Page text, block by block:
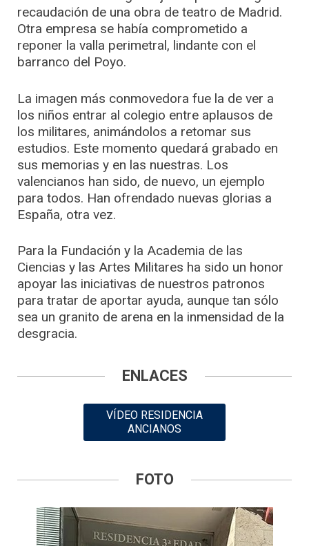
recaudación de una obra de teatro de Madrid.
Otra empresa se había comprometido a
reponer la valla perimetral, lindante con el
barranco del Poyo.
La imagen más conmovedora fue la de ver a
los niños entrar al colegio entre aplausos de
los militares, animándolos a retomar sus
estudios. Este momento quedará grabado en
sus memorias y en las nuestras. Los
valencianos han sido, de nuevo, un ejemplo
para todos. Han ofrendado nuevas glorias a
España, otra vez.
Para la Fundación y la Academia de las
Ciencias y las Artes Militares ha sido un honor
apoyar las iniciativas de nuestros patronos
para tratar de aportar ayuda, aunque tan sólo
sea un granito de arena en la inmensidad de la
desgracia.
ENLACES
VÍDEO RESIDENCIA
ANCIANOS
FOTO